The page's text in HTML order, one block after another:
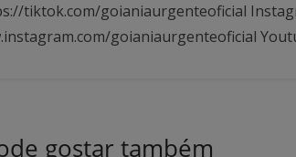
tiktok.com/goianiaurgenteoficial
goianiaurgenteoficial
gostar também